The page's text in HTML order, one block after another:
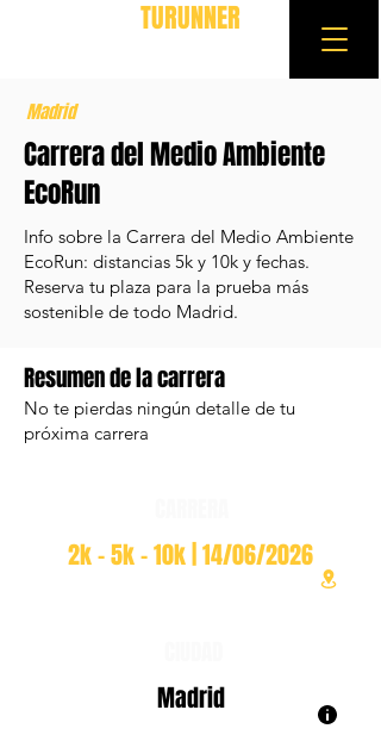
TURUNNER
Madrid
Carrera del Medio Ambiente
EcoRun
Info sobre la Carrera del Medio Ambiente
EcoRun: distancias 5k y 10k y fechas.
Reserva tu plaza para la prueba más
sostenible de todo Madrid.
Resumen de la carrera
No te pierdas ningún detalle de tu
próxima carrera
2k - 5k - 10k | 14/06/2026
Madrid